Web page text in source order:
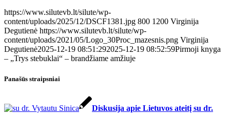
https://www.silutevb.lt/silute/wp-
content/uploads/2025/12/DSCF1381.jpg 800 1200 Virginija
Degutienė https://www.silutevb.lt/silute/wp-
content/uploads/2021/05/Logo_30Proc_mazesnis.png Virginija
Degutienė2025-12-19 08:51:292025-12-19 08:52:59Pirmoji knyga
– „Trys stebuklai“ – brandžiame amžiuje
Panašūs straipsniai
Diskusija apie Lietuvos ateitį su dr.